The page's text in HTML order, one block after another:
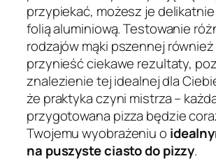
przypiekać, możesz je
folią aluminiową. Testowanie
rodzajów mąki pszennej
przynieść ciekawe rezultaty,
znalezienie tej idealnej dla
że praktyka czyni mistrza –
przygotowana pizza będzie
Twojemu wyobrażeniu o
na puszyste ciasto do pizzy.